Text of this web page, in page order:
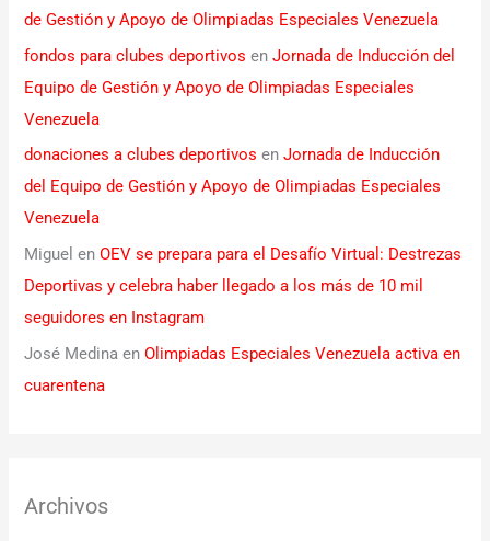
de Gestión y Apoyo de Olimpiadas Especiales Venezuela
fondos para clubes deportivos enJornada de Inducción del
Equipo de Gestión y Apoyo de Olimpiadas Especiales
Venezuela
donaciones a clubes deportivos enJornada de Inducción
del Equipo de Gestión y Apoyo de Olimpiadas Especiales
Venezuela
Miguel enOEV se prepara para el Desafío Virtual: Destrezas
Deportivas y celebra haber llegado a los más de 10 mil
seguidores en Instagram
José Medina enOlimpiadas Especiales Venezuela activa en
cuarentena
Archivos